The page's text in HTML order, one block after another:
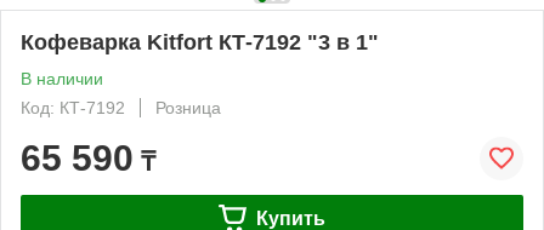
Кофеварка Kitfort КТ-7192 "3 в 1"
В наличии
Код: КТ-7192
Розница
65 590 ₸
Купить